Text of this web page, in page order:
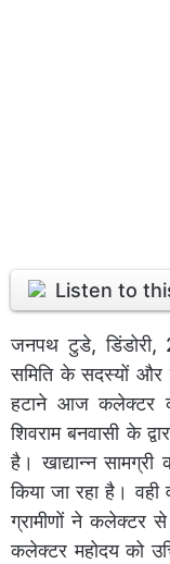
Listen to
जनपथ टुडे, डिंडोरी,
समिति के सदस्यों और
हटाने आज कलेक्टर को
शिवराम बनवासी के
है। खाद्यान्न
किया जा रहा है।
ग्रामीणों ने कलेक्टर
कलेक्टर महोदय को